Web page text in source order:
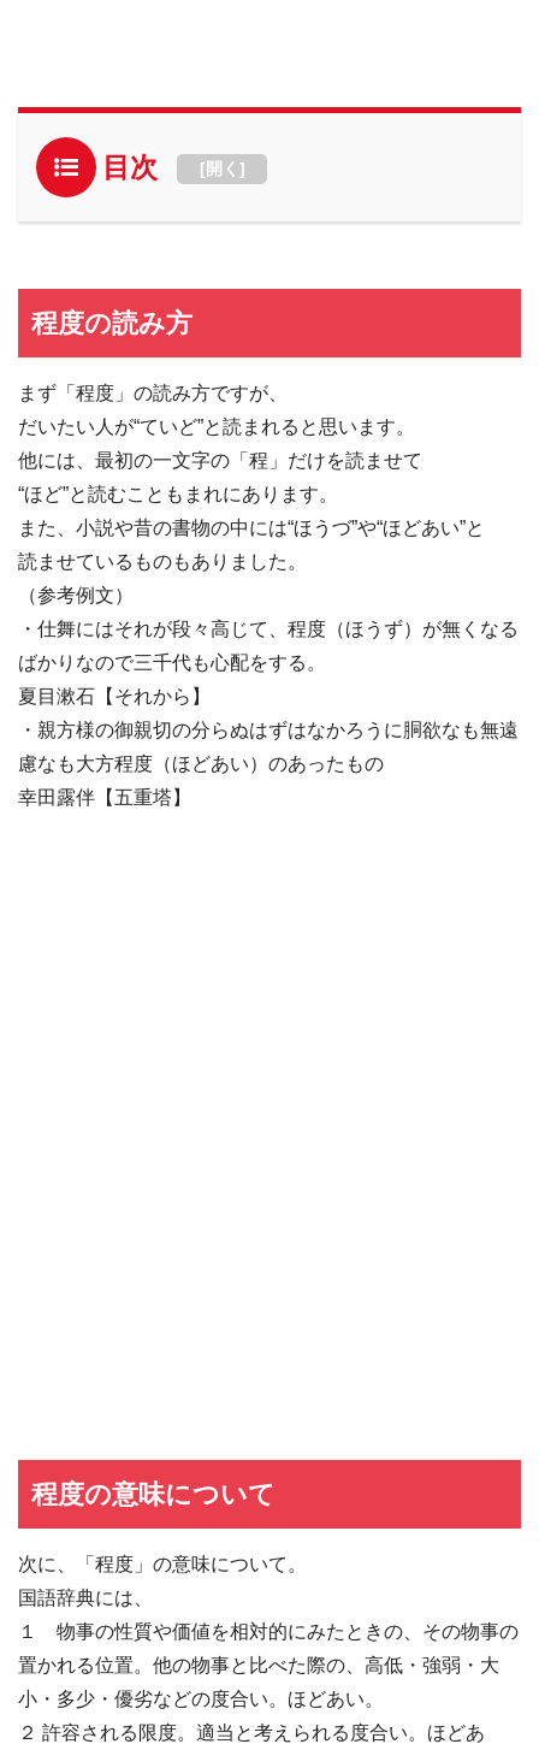
目次 [開く ]
程度の読み方
まず「程度」の読み方ですが、
だいたい人が“ていど”と読まれると思います。
他には、最初の一文字の「程」だけを読ませて
“ほど”と読むこともまれにあります。
また、小説や昔の書物の中には“ほうづ”や“ほどあい”と
読ませているものもありました。
（参考例文）
・仕舞にはそれが段々高じて、程度（ほうず）が無くなる
ばかりなので三千代も心配をする。
夏目漱石【それから】
・親方様の御親切の分らぬはずはなかろうに胴欲なも無遠
慮なも大方程度（ほどあい）のあったもの
幸田露伴【五重塔】
程度の意味について
次に、「程度」の意味について。
国語辞典には、
１ 物事の性質や価値を相対的にみたときの、その物事の
置かれる位置。他の物事と比べた際の、高低・強弱・大
小・多少・優劣などの度合い。ほどあい。
２ 許容される限度。適当と考えられる度合い。ほどあ